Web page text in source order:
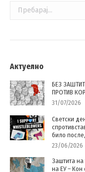
Актуелно
БЕЗ
ПРОТИВ
31/07/2026
Светски
било
23/06/2026
Заштита
на ЕУ – Кон